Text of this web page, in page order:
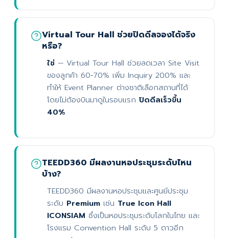
Virtual Tour Hall ช่วยปิดดีลจองได้จริง
หรือ?
ใช่ — Virtual Tour Hall ช่วยลดเวลา Site Visit
ของลูกค้า 60-70% เพิ่ม Inquiry 200% และ
ทำให้ Event Planner ต่างชาติเลือกสถานที่ได้
โดยไม่ต้องบินมาดูในรอบแรก ปิดดีลเร็วขึ้น
40%
TEEDD360 มีผลงานหอประชุมระดับไหน
บ้าง?
TEEDD360 มีผลงานหอประชุมและศูนย์ประชุม
ระดับ Premium เช่น True Icon Hall
ICONSIAM ซึ่งเป็นหอประชุมระดับโลกในไทย และ
โรงแรม Convention Hall ระดับ 5 ดาวอีก